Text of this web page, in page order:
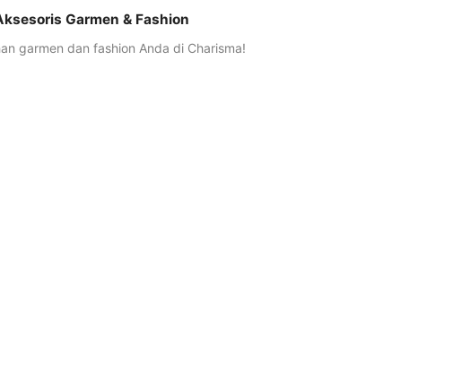
Garmen & Fashion
garmen dan fashion Anda di Charisma!